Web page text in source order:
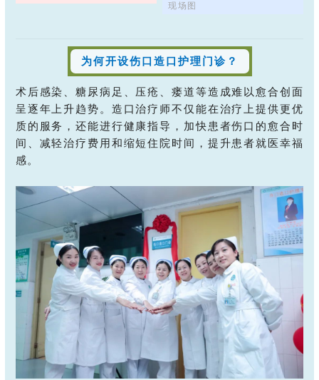
现场图
为何开设伤口造口护理门诊？
术后感染、糖尿病足、压疮、瘘道等造成难以愈合创面
呈逐年上升趋势。造口治疗师不仅能在治疗上提供更优
质的服务，还能进行健康指导，加快患者伤口的愈合时
间、减轻治疗费用和缩短住院时间，提升患者就医幸福
感。